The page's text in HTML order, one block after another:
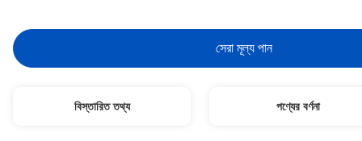
সেরা মূল্য পান
বিস্তারিত তথ্য পণ্যের বর্ণনা